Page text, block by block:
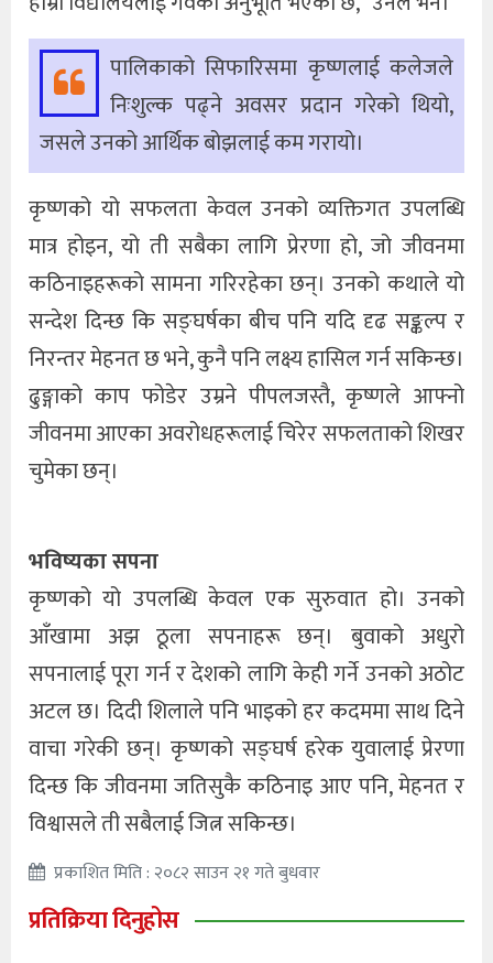
पालिकाको सिफारिसमा कृष्णलाई कलेजले
निःशुल्क पढ्ने अवसर प्रदान गरेको थियो,
जसले उनको आर्थिक बोझलाई कम गरायो।
कृष्णको यो सफलता केवल उनको व्यक्तिगत उपलब्धि
मात्र होइन, यो ती सबैका लागि प्रेरणा हो, जो जीवनमा
कठिनाइहरूको सामना गरिरहेका छन्। उनको कथाले यो
सन्देश दिन्छ कि सङ्घर्षका बीच पनि यदि दृढ सङ्कल्प र
निरन्तर मेहनत छ भने, कुनै पनि लक्ष्य हासिल गर्न सकिन्छ।
ढुङ्गाको काप फोडेर उम्रने पीपलजस्तै, कृष्णले आफ्नो
जीवनमा आएका अवरोधहरूलाई चिरेर सफलताको शिखर
चुमेका छन्।
भविष्यका सपना
कृष्णको यो उपलब्धि केवल एक सुरुवात हो। उनको
आँखामा अझ ठूला सपनाहरू छन्। बुवाको अधुरो
सपनालाई पूरा गर्न र देशको लागि केही गर्ने उनको अठोट
अटल छ। दिदी शिलाले पनि भाइको हर कदममा साथ दिने
वाचा गरेकी छन्। कृष्णको सङ्घर्ष हरेक युवालाई प्रेरणा
दिन्छ कि जीवनमा जतिसुकै कठिनाइ आए पनि, मेहनत र
विश्वासले ती सबैलाई जित्न सकिन्छ।
प्रकाशित मिति : २०८२ साउन २१ गते बुधवार
प्रतिक्रिया दिनुहोस